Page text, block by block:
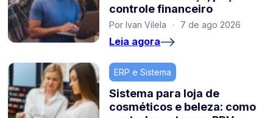
controle financeiro
Por Ivan Vilela · 7 de ago 2026
Leia agora
ERP e Sistema
Sistema para loja de
cosméticos e beleza: como